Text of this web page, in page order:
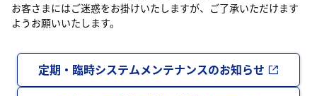
お客さまにはご迷惑をお掛けいたしますが、ご了承いただけます
ようお願いいたします。
定期・臨時システムメンテナンスのお知らせ